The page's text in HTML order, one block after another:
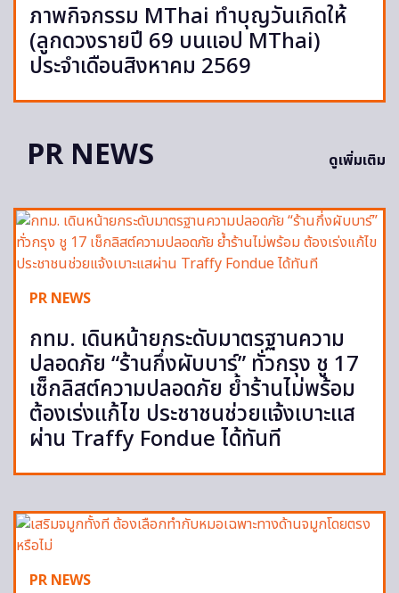
ภาพกิจกรรม MThai ทำบุญวันเกิดให้
(ลูกดวงรายปี 69 บนแอป MThai)
ประจำเดือนสิงหาคม 2569
PR NEWS ดูเพิ่มเติม
PR NEWS
กทม. เดินหน้ายกระดับมาตรฐานความ
ปลอดภัย “ร้านกึ่งผับบาร์” ทั่วกรุง ชู 17
เช็กลิสต์ความปลอดภัย ย้ำร้านไม่พร้อม
ต้องเร่งแก้ไข ประชาชนช่วยแจ้งเบาะแส
ผ่าน Traffy Fondue ได้ทันที
PR NEWS